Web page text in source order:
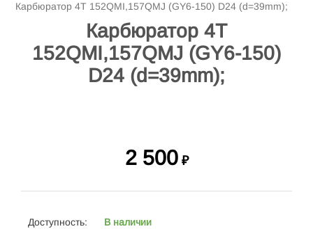
Карбюратор 4Т 152QMI,157QMJ (GY6-150) D24 (d=39mm);
Карбюратор 4Т
152QMI,157QMJ (GY6-150)
D24 (d=39mm);
2 500 ₽
Доступность:
В наличии